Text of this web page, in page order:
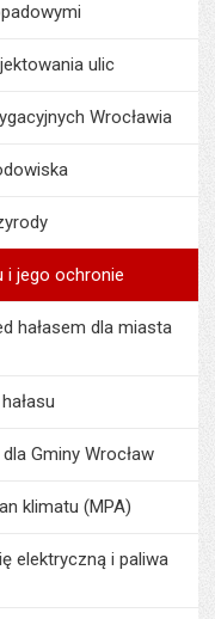
ulic
Wrocławia
i jego ochronie
hałasem dla miasta
Gminy Wrocław
klimatu (MPA)
elektryczną i paliwa